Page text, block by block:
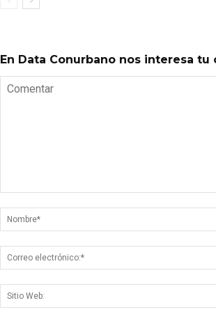
En Data Conurbano nos interesa tu